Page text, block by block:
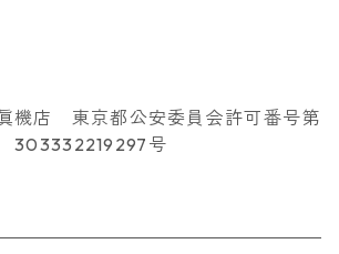
機店 東京都公安委員会許可番号第
303332219297号